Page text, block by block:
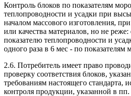
Контроль блоков по показателям
теплопроводности и усадки при
началом массового изготовления,
или качества материалов, но не
показателю теплопроводности и
одного раза в 6 мес - по показателям
2.6. Потребитель имеет право
проверку соответствия блоков,
требованиям настоящего стандарта,
контроля продукции, указанной в